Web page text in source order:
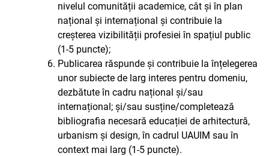
nivelul comunității academice, cât și în plan
național și internațional și contribuie la
creșterea vizibilității profesiei în spațiul public
(1-5 puncte);
Publicarea răspunde și contribuie la înțelegerea
unor subiecte de larg interes pentru domeniu,
dezbătute în cadru național și/sau
internațional; și/sau susține/completează
bibliografia necesară educației de arhitectură,
urbanism și design, în cadrul UAUIM sau în
context mai larg (1-5 puncte).